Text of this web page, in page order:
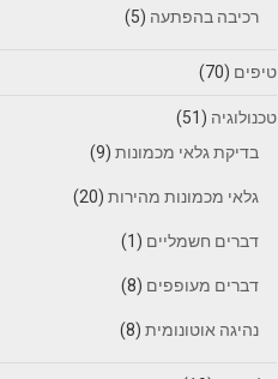
רכיבה בהפתעה (5)
טיפים (70)
טכנולוגיה (51)
בדיקת גלאי מכמונות (9)
גלאי מכמונות מהירות (20)
דברים חשמליים (1)
דברים מעופפים (8)
נהיגה אוטונומית (8)